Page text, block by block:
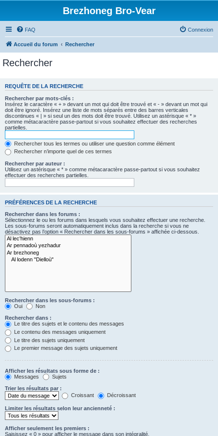
Brezhoneg Bro-Vear
FAQ Connexion
Accueil du forum Rechercher
Rechercher
REQUÊTE DE LA RECHERCHE
Rechercher par mots-clés :
Insérez le caractère « + » devant un mot qui doit être trouvé et « - » devant un mot qui
doit être ignoré. Insérez une liste de mots séparés entre des barres verticales
discontinues « | » si seul un des mots doit être trouvé. Utilisez un astérisque « * »
comme métacaractère passe-partout si vous souhaitez effectuer des recherches
partielles.
Rechercher tous les termes ou utiliser une question comme élément
Rechercher n’importe quel de ces termes
Rechercher par auteur :
Utilisez un astérisque « * » comme métacaractère passe-partout si vous souhaitez
effectuer des recherches partielles.
PRÉFÉRENCES DE LA RECHERCHE
Rechercher dans les forums :
Sélectionnez le ou les forums dans lesquels vous souhaitez effectuer une recherche.
Les sous-forums seront automatiquement inclus dans la recherche si vous ne
désactivez pas l’option « Rechercher dans les sous-forums » affichée ci-dessous.
Rechercher dans les sous-forums :
Oui
Non
Rechercher dans :
Le titre des sujets et le contenu des messages
Le contenu des messages uniquement
Le titre des sujets uniquement
Le premier message des sujets uniquement
Afficher les résultats sous forme de :
Messages
Sujets
Trier les résultats par :
Croissant
Décroissant
Limiter les résultats selon leur ancienneté :
Afficher seulement les premiers :
Saisissez « 0 » pour afficher le message dans son intégralité.